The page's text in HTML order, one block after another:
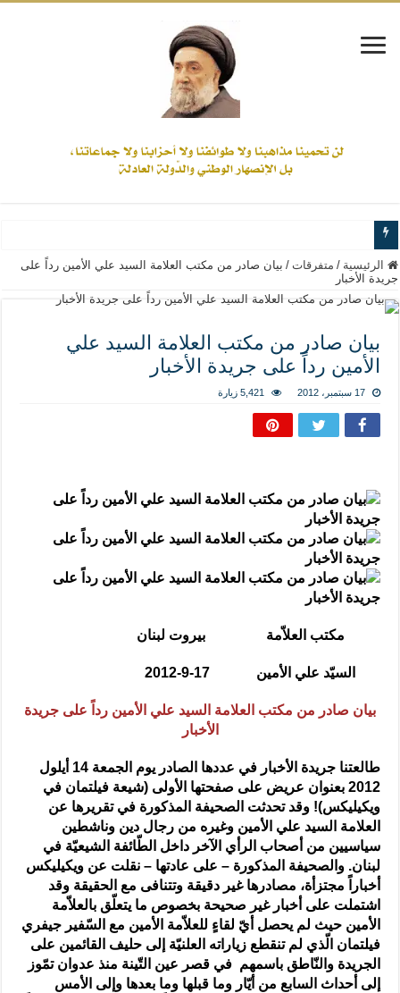
www.alamine.net
مواقف وآراء العلاّمة السيد علي الأمين من الأحداث والقضايا - اضغط للاطلاع
علاقات المذاهب والأديان لا يجوز أن تكون على حساب الأوطان
لن تحمينا مذاهبنا ولا طوائفنا ولا أحزابنا ولا جماعاتنا، بل الإنصهار الوطني والدولة
ليست المنفعة تأتي من إسلامية النّظام كما لا تأتي المضرة من مسيحية النظام
نسج العلاقة مع الآخر تكون من خلال منظومة القيم و المبادئ الانسانية التي تجعل
الرئيسية / متفرقات / بيان صادر من مكتب العلامة السيد علي الأمين رداً على
جريدة الأخبار
بيان صادر من مكتب العلامة السيد علي
الأمين رداً على جريدة الأخبار
17 سبتمبر، 2012 5,421 زيارة
مكتب العلاّمةبيروت لبنان
السيّد علي الأمين 17-9-2012
بيان صادر من مكتب العلامة السيد علي الأمين رداً على جريدة
الأخبار
طالعتنا جريدة الأخبار في عددها الصادر يوم الجمعة 14 أيلول
2012 بعنوان عريض على صفحتها الأولى (شيعة فيلتمان في
ويكيليكس)! وقد تحدثت الصحيفة المذكورة في تقريرها عن
العلامة السيد علي الأمين وغيره من رجال دين وناشطين
سياسيين من أصحاب الرأي الآخر داخل الطّائفة الشيعيّة في
لبنان. والصحيفة المذكورة – على عادتها – نقلت عن ويكيليكس
أخباراً مجتزأة، مصادرها غير دقيقة وتتنافى مع الحقيقة وقد
اشتملت على أخبار غير صحيحة بخصوص ما يتعلّق بالعلاّمة
الأمين حيث لم يحصل أيّ لقاءٍ للعلاّمة الأمين مع السّفير جيفري
فيلتمان الّذي لم تنقطع زياراته العلنيّة إلى حليف القائمين على
الجريدة والنّاطق باسمهم في قصر عين التّينة منذ عدوان تمّوز
إلى أحداث السابع من أيّار وما قبلها وما بعدها وإلى الأمس